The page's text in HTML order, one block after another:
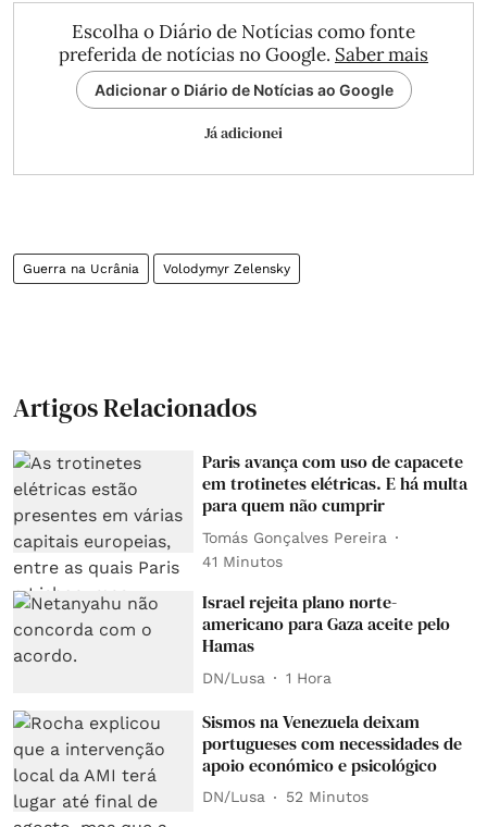
Escolha o Diário de Notícias como fonte
preferida de notícias no Google. Saber mais
Adicionar o Diário de Notícias ao Google
Já adicionei
Guerra na Ucrânia Volodymyr Zelensky
Artigos Relacionados
Paris avança com uso de capacete
em trotinetes elétricas. E há multa
para quem não cumprir
Tomás Gonçalves Pereira
41 Minutos
Israel rejeita plano norte-
americano para Gaza aceite pelo
Hamas
DN/Lusa 1 Hora
Sismos na Venezuela deixam
portugueses com necessidades de
apoio económico e psicológico
DN/Lusa 52 Minutos